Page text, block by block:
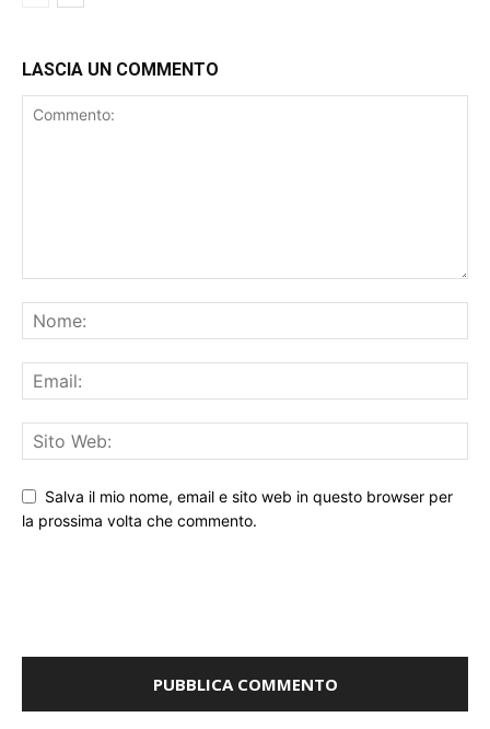
la prossima volta che commento.